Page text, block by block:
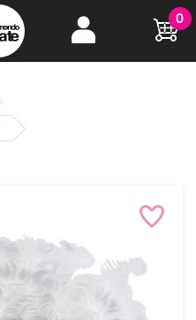
Hobby e
creatività...
0